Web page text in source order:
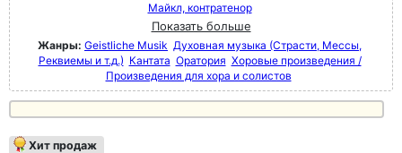
Майкл, контратенор
Показать больше
Жанры: Geistliche Musik Духовная музыка (Страсти, Мессы,
Реквиемы и т.д.) Кантата Оратория Хоровые произведения /
Произведения для хора и солистов
Хит продаж